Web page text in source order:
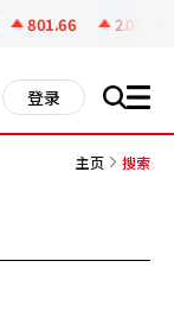
801.66 2.07
登录 搜 all
主页 搜索